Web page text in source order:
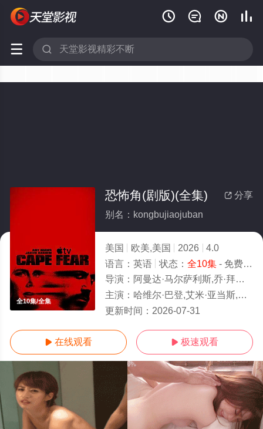
   
 
全10集/全集
 分享
恐怖角(剧版)(全集)
别名：kongbujiaojuban
美国 欧美,美国 2026
4.0
语言： 英语 状态： 全10集- 免费在线观看
导演： 阿曼达·马尔萨利斯,乔·拜尔德,S·J·克拉克森,瑞德·穆拉诺,史
主演： 哈维尔·巴登,艾米·亚当斯,帕特里克·威尔森,萨曼莎·克利福德,多特·克劳德,派特里克·费斯克勒,瑞安
更新时间： 2026-07-31
 在线观看  极速观看